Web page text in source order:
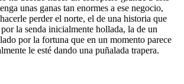
unas ganas tan enormes a ese negocio,
perder el norte, el de una historia que
la senda inicialmente hollada, la de un
por la fortuna que en un momento parece
le esté dando una puñalada trapera.